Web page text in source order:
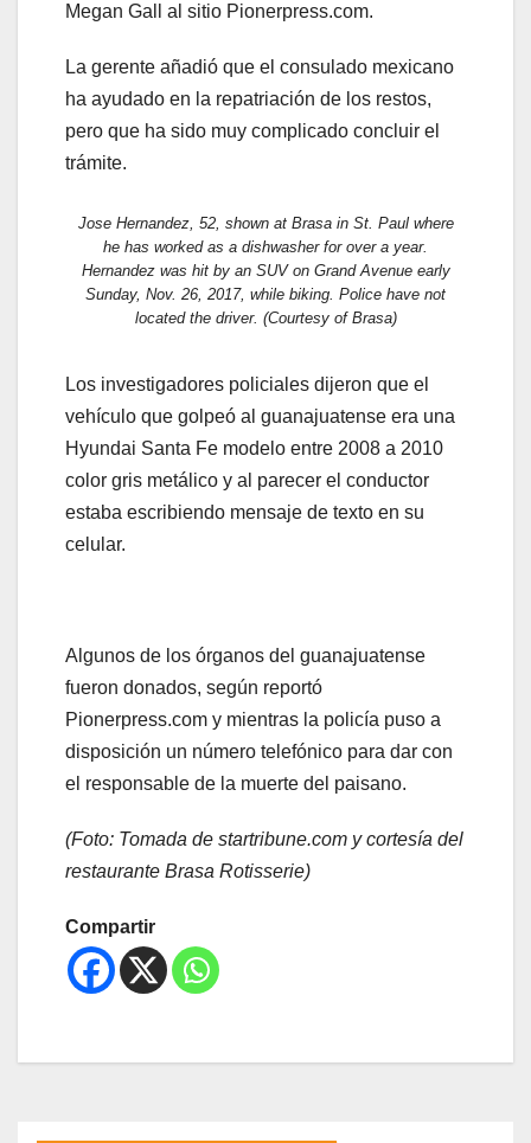
Megan Gall al sitio Pionerpress.com.
La gerente añadió que el consulado mexicano
ha ayudado en la repatriación de los restos,
pero que ha sido muy complicado concluir el
trámite.
Jose Hernandez, 52, shown at Brasa in St. Paul where
he has worked as a dishwasher for over a year.
Hernandez was hit by an SUV on Grand Avenue early
Sunday, Nov. 26, 2017, while biking. Police have not
located the driver. (Courtesy of Brasa)
Los investigadores policiales dijeron que el
vehículo que golpeó al guanajuatense era una
Hyundai Santa Fe modelo entre 2008 a 2010
color gris metálico y al parecer el conductor
estaba escribiendo mensaje de texto en su
celular.
Algunos de los órganos del guanajuatense
fueron donados, según reportó
Pionerpress.com y mientras la policía puso a
disposición un número telefónico para dar con
el responsable de la muerte del paisano.
(Foto: Tomada de startribune.com y cortesía del
restaurante Brasa Rotisserie)
Compartir